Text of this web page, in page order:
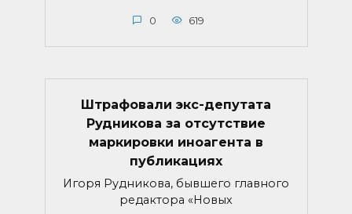
0 619
Штрафовали экс-депутата
Рудникова за отсутствие
маркировки иноагента в
публикациях
Игоря Рудникова, бывшего главного
редактора «Новых